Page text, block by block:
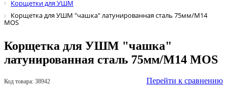
Корщетки для УШМ
Корщетка для УШМ "чашка" латунированная сталь 75мм/М14
MOS
Корщетка для УШМ "чашка"
латунированная сталь 75мм/М14 MOS
Код товара: 38942 Перейти к сравнению